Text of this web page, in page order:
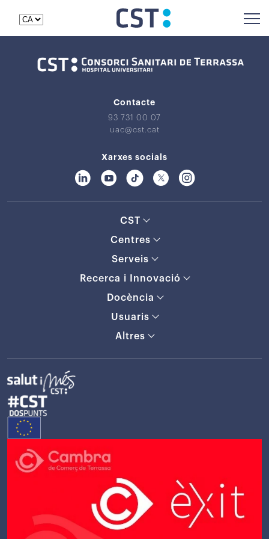
Contacte
93 731 00 07
uac@cst.cat
Xarxes socials
CST
Centres
Serveis
Recerca i Innovació
Docència
Usuaris
Altres